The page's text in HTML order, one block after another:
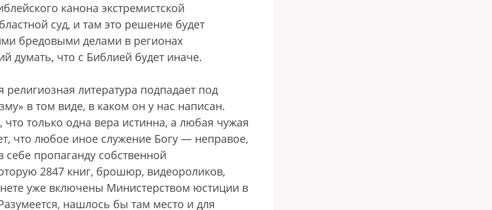
канона экстремистской
суд, и там это решение будет
бредовыми делами в регионах
думать, что с Библией будет иначе.
литература подпадает под
в том виде, в каком он у нас написан.
только одна вера истинна, а любая чужая
что любое иное служение Богу — неправое,
пропаганду собственной
2847 книг, брошюр, видеороликов,
уже включены Министерством юстиции в
нашлось бы там место и для